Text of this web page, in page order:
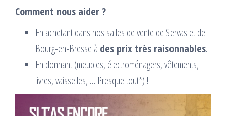
Comment nous aider ?
En achetant dans nos salles de vente de Servas et de
Bourg-en-Bresse à des prix très raisonnables.
En donnant (meubles, électroménagers, vêtements,
livres, vaisselles, … Presque tout*) !